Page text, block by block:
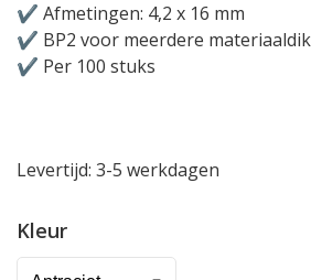
✔️ Afmetingen: 4,2 x 16 mm
✔️ BP2 voor meerdere
✔️ Per 100 stuks
Levertijd: 3-5 werkdagen
Kleur